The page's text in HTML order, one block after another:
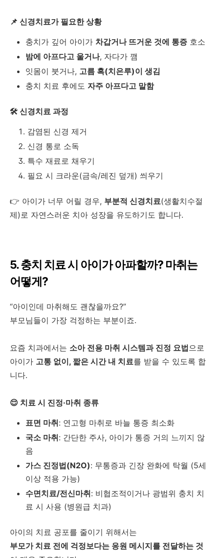
📌 신경치료가 필요한 상황
충치가 깊어 아이가 차갑거나 뜨거운 것에 통증 호소
밤에 아프다고 울거나, 자다가 깸
잇몸이 붓거나, 고름 혹(치은루)이 생김
충치 치료 후에도 자주 아프다고 말함
🛠 신경치료 과정
감염된 신경 제거
신경 통로 소독
특수 재료로 채우기
필요 시 크라운(금속/레진 덮개) 씌우기
👉 아이가 너무 어릴 경우, 부분적 신경치료(생활치수절
제)로 자연스러운 치아 성장을 유도하기도 합니다.
5. 충치 치료 시 아이가 아파할까? 마취는
어떻게?
“아이인데 마취해도 괜찮을까요?”
부모님들이 가장 걱정하는 부분이죠.
요즘 치과에서는 소아 전용 마취 시스템과 진정 요법으로
아이가 고통 없이, 짧은 시간 내 치료를 받을 수 있도록 합
니다.
😌 치료 시 진정·마취 종류
표면 마취: 연고형 마취로 바늘 통증 최소화
국소 마취: 간단한 주사, 아이가 통증 거의 느끼지 않
음
가스 진정법(N2O): 무통증과 긴장 완화에 탁월 (5세
이상 적용 가능)
수면치료/전신마취: 비협조적이거나 광범위 충치 치
료 시 사용 (병원급 치과)
아이의 치료 공포를 줄이기 위해서는
부모가 치료 전에 걱정보다는 응원 메시지를 전달하는 것